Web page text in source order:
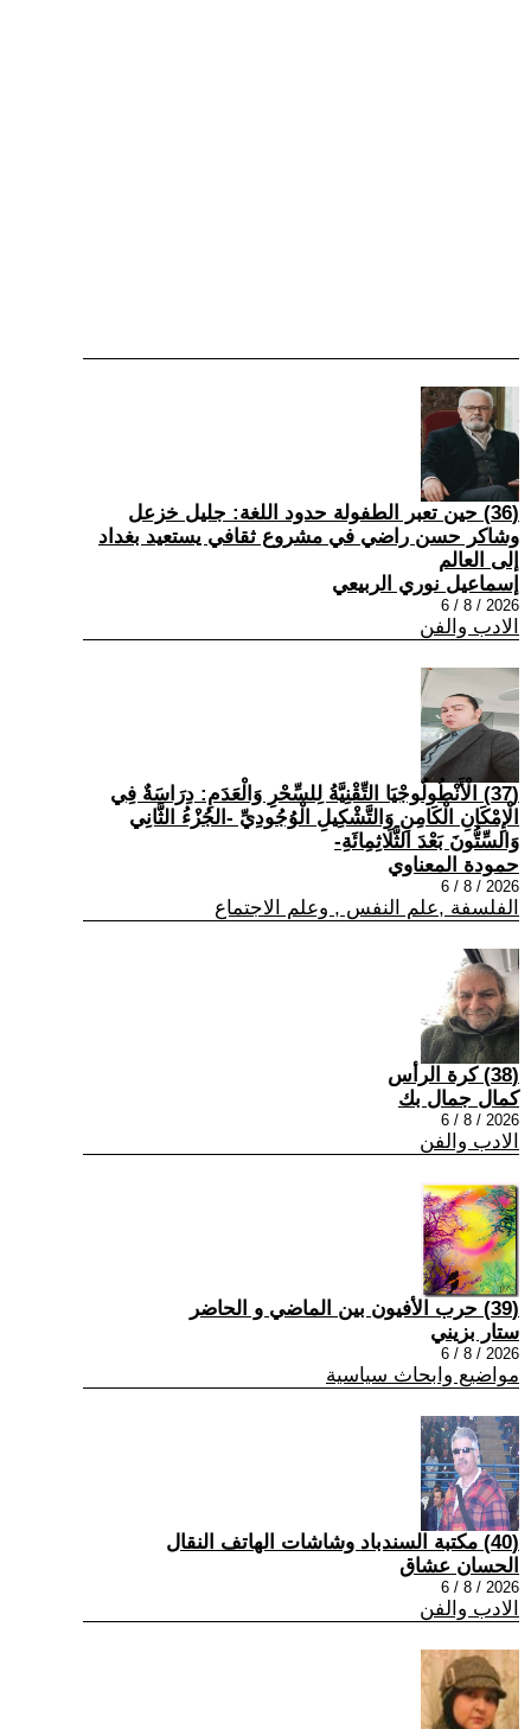
(36) حين تعبر الطفولة حدود اللغة: جليل خزعل
وشاكر حسن راضي في مشروع ثقافي يستعيد بغداد
إلى العالم
إسماعيل نوري الربيعي
2026 / 8 / 6
الادب والفن
(37) الْأَنْطُولُوجْيَا التِّقْنِيَّةُ لِلسِّحْرِ وَالْعَدَمِ: دِرَاسَةٌ فِي
الْإِمْكَانِ الْكَامِنِ وَالتَّشْكِيلِ الْوُجُودِيِّ -الجُزْءُ الثَّانِي
وَالسِّتُّونَ بَعْدَ الثَّلَاثِمِائَةِ-
حمودة المعناوي
2026 / 8 / 6
الفلسفة ,علم النفس , وعلم الاجتماع
(38) كرة الرأس
كمال جمال بك
2026 / 8 / 6
الادب والفن
(39) حرب الأفيون بين الماضي و الحاضر
ستار بزيني
2026 / 8 / 6
مواضيع وابحاث سياسية
(40) مكتبة السندباد وشاشات الهاتف النقال
الحسان عشاق
2026 / 8 / 6
الادب والفن